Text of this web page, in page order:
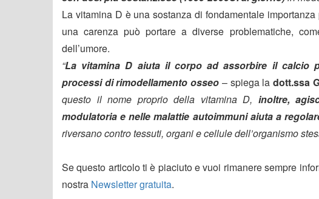
La vitamina D è una sostanza di fondamentale
una carenza può portare a diverse problematiche,
dell’umore.
“La vitamina D aiuta il corpo ad assorbire il calcio
processi di rimodellamento osseo – spiega ladott.ssa
questo il nome proprio della vitamina D, inoltre,
modulatoria e nelle malattie autoimmuni aiuta a
riversano contro tessuti, organi e cellule dell’organismo
Se questo articolo ti è piaciuto e vuoi rimanere sempre
nostra Newsletter gratuita.